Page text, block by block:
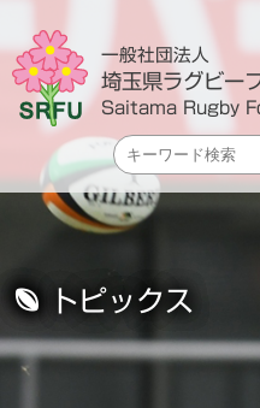
一般社団法人
埼玉県ラグビー
Saitama Rugby
トピックス